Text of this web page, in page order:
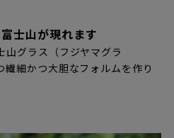
士山が現れます
山グラス（フジヤマグラ
繊細かつ大胆なフォルムを作り